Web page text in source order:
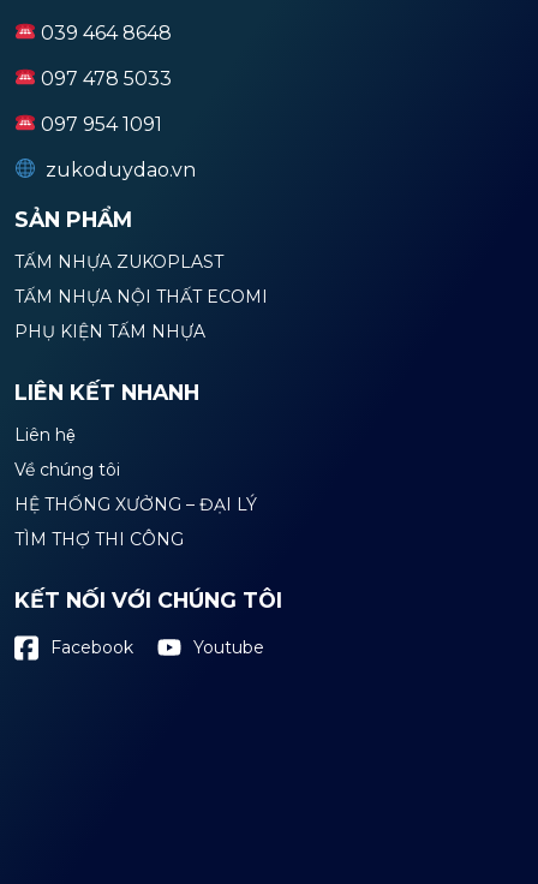
039 464 8648
097 478 5033
097 954 1091
zukoduydao.vn
SẢN PHẨM
TẤM NHỰA ZUKOPLAST
TẤM NHỰA NỘI THẤT ECOMI
PHỤ KIỆN TẤM NHỰA
LIÊN KẾT NHANH
Liên hệ
Về chúng tôi
HỆ THỐNG XƯỞNG – ĐẠI LÝ
TÌM THỢ THI CÔNG
KẾT NỐI VỚI CHÚNG TÔI
Facebook Youtube